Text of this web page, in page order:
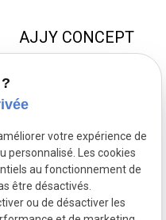
AJJY CONCEPT
NOS
lundi au
NOUS
SUIVRE
votre expérience de
personnalisé. Les cookies
au fonctionnement de
être désactivés.
ou de désactiver les